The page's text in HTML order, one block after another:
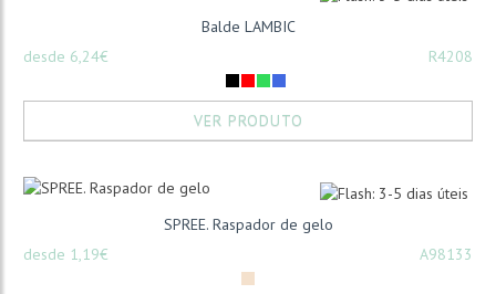
Balde LAMBIC
desde 6,24€
R4208
VER PRODUTO
SPREE. Raspador de gelo
desde 1,19€
A98133